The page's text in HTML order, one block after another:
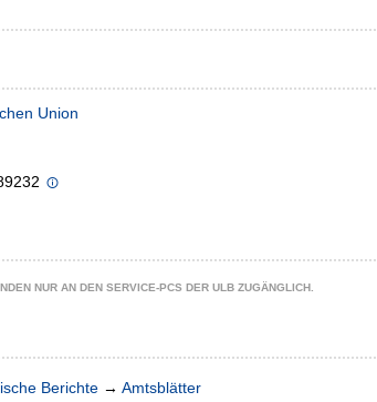
Union
NUR AN DEN SERVICE-PCS DER ULB ZUGÄNGLICH.
Berichte → Amtsblätter